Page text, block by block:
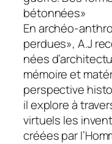
bétonnées»
En archéo-
perdues», A.J
nées
mémoire et
perspective
il explore à
virtuels les
créées par